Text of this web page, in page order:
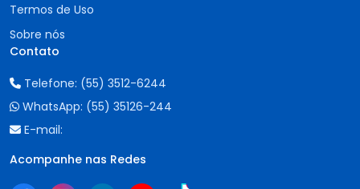
Termos de Uso
Sobre nós
Contato
Telefone: (55) 3512-6244
WhatsApp: (55) 35126-244
E-mail:
Acompanhe nas Redes